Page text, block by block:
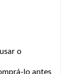
o
lo antes